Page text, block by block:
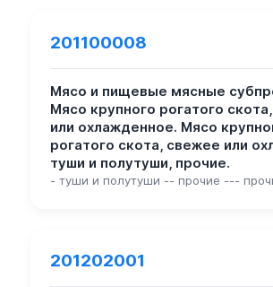
201100008
Мясо и пищевые мясные
Мясо крупного рогатого
или охлажденное. Мясо
рогатого скота, свежее или
туши и полутуши, прочие.
- туши и полутуши -- прочие ---
201202001